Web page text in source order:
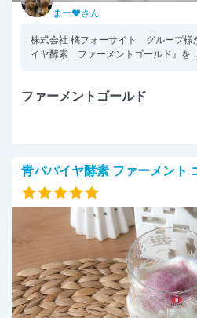
まー♥さん
株式会社 橘フォーサイト グループ様
イヤ酵素 ファーメントゴールド』を
ファーメントゴールド
青パパイヤ酵素 ファーメント